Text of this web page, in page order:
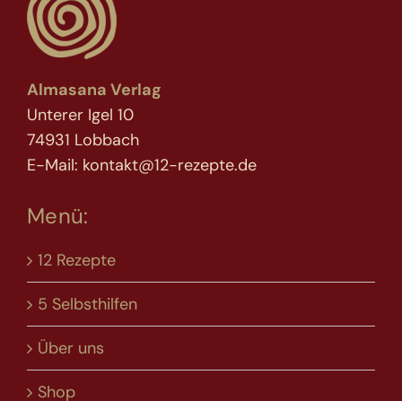
Almasana Verlag
Unterer Igel 10
74931 Lobbach
E-Mail: kontakt@12-rezepte.de
Menü:
12 Rezepte
5 Selbsthilfen
Über uns
Shop